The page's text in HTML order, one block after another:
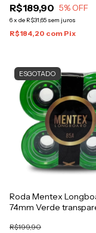
R$189,90 5% OFF
6x de R$31,65 sem juros
R$184,20 com Pix
ESGOTADO
Roda Mentex
74mm Verde
R$199,90